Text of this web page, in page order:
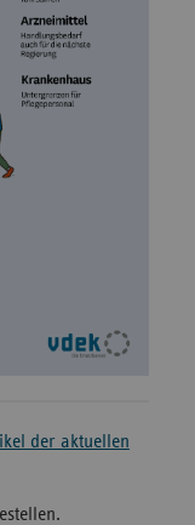
der aktuellen